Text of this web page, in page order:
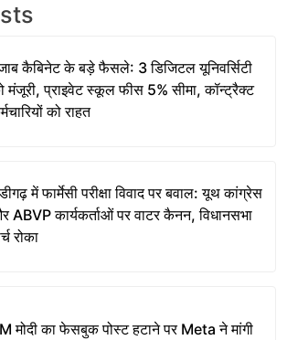
कैबिनेट के बड़े फैसले: 3 डिजिटल यूनिवर्सिटी
मंजूरी, प्राइवेट स्कूल फीस 5% सीमा, कॉन्ट्रैक्ट
को राहत
में फार्मेसी परीक्षा विवाद पर बवाल: यूथ कांग्रेस
ABVP कार्यकर्ताओं पर वाटर कैनन, विधानसभा
रोका
मोदी का फेसबुक पोस्ट हटाने पर Meta ने मांगी